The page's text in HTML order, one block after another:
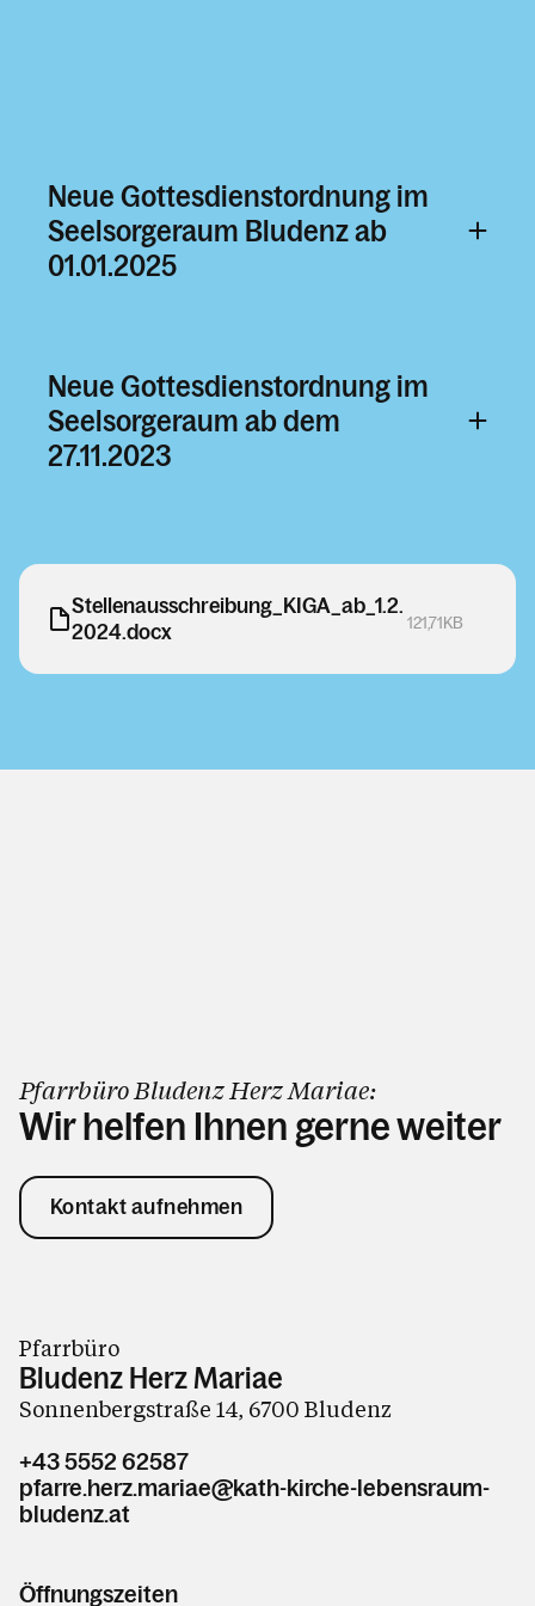
Tod, Beerdigung & Trauer
Was tun bei
Pfarrliche Schwerpunkte
Pfarrkindergarten Don Bosco
Der Seelsorgeraum Bludenz
Pfarren im Seelsorgeraum
Personen
Neue Gottesdienstordnung im
Seelsorgeraum Bludenz ab
01.01.2025
Neue Gottesdienstordnung im
Seelsorgeraum ab dem
27.11.2023
Stellenausschreibung_KIGA_ab_1.2.
2024.docx
121,71KB
Pfarrbüro Bludenz Herz Mariae:
Wir helfen Ihnen gerne weiter
Kontakt aufnehmen
Pfarrbüro
Bludenz Herz Mariae
Sonnenbergstraße 14, 6700 Bludenz
+43 5552 62587
pfarre.herz.mariae@kath-kirche-lebensraum-
bludenz.at
Öffnungszeiten